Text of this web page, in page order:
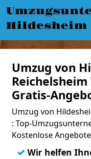
Hildesheim
Umzug von
Gratis-
Umzug von
: Top-
Kostenlose
✓ Wir helfen